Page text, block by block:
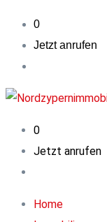
0
Jetzt anrufen
0
Jetzt anrufen
Home